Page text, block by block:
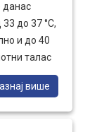
данас
до 37 °С,
и до 40
талас
августа, а
8. више